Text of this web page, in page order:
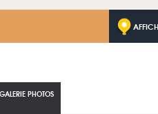
GALERIE PHOTOS